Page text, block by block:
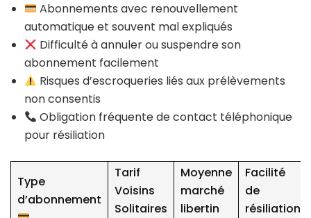
Abonnements avec renouvellement
automatique et souvent mal expliqués
Difficulté à annuler ou suspendre son
abonnement facilement
Risques d’escroqueries liés aux prélèvements
non consentis
Obligation fréquente de contact téléphonique
pour résiliation
Type
d’abonnement
Tarif
Voisins
Solitaires
Moyenne
marché
libertin
Facilité
de
résiliation